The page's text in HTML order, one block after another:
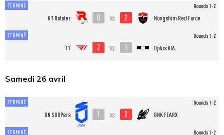
TERMINÉ
KT Rolster 0 vs 2 Nongshim Red Force
Rounds 1-2
TERMINÉ
T1 2 vs 1 Dplus KIA
Rounds 1-2
Samedi 26 avril
TERMINÉ
DN SOOPers 1 vs 2 BNK FEARX
Rounds 1-2
TERMINÉ Rounds 1-2